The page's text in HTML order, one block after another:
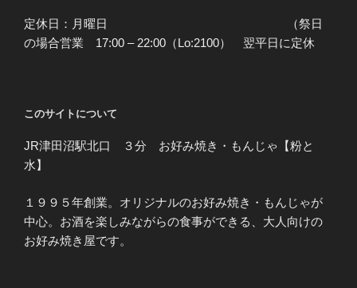
定休日：月曜日 （祭日
の場合営業 17:00 – 22:00（Lo:2100） 翌平日に定休
このサイトについて
JR津田沼駅北口 ３分 お好み焼き・もんじゃ【粉と
水】
１９９５年創業。オリジナルのお好み焼き・もんじゃが
中心。お酒を楽しみながらの食事ができる、大人向けの
お好み焼き屋です。